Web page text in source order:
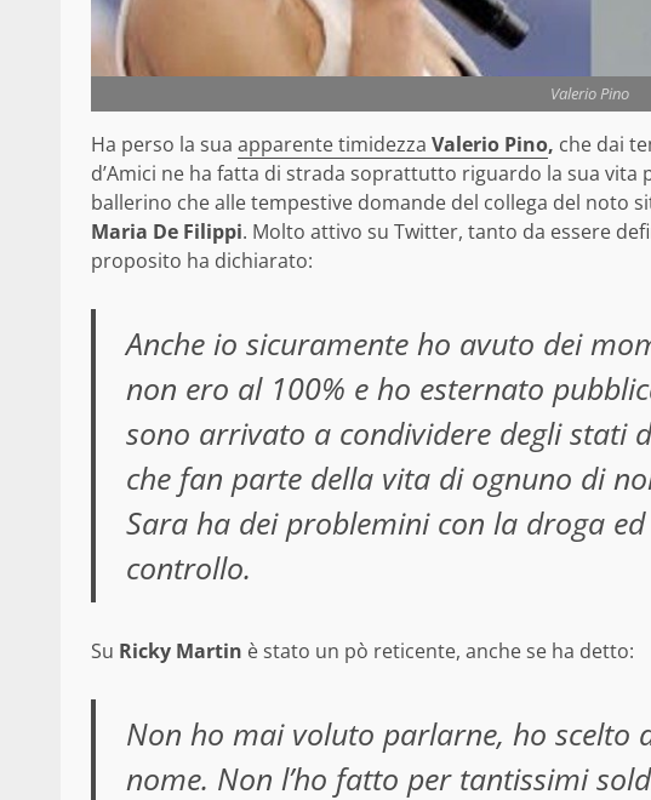
Valerio Pino
Ha perso la sua apparente timidezza Valerio Pino, che dai
d’Amici ne ha fatta di strada soprattutto riguardo la sua vita
ballerino che alle tempestive domande del collega del noto
Maria De Filippi. Molto attivo su Twitter, tanto da essere
proposito ha dichiarato:
Anche io sicuramente ho avuto dei
non ero al 100% e ho esternato
sono arrivato a condividere degli stati
che fan parte della vita di ognuno di
Sara ha dei problemini con la droga
controllo.
Su Ricky Martin è stato un pò reticente, anche se ha detto:
Non ho mai voluto parlarne, ho scelto
nome. Non l’ho fatto per tantissimi